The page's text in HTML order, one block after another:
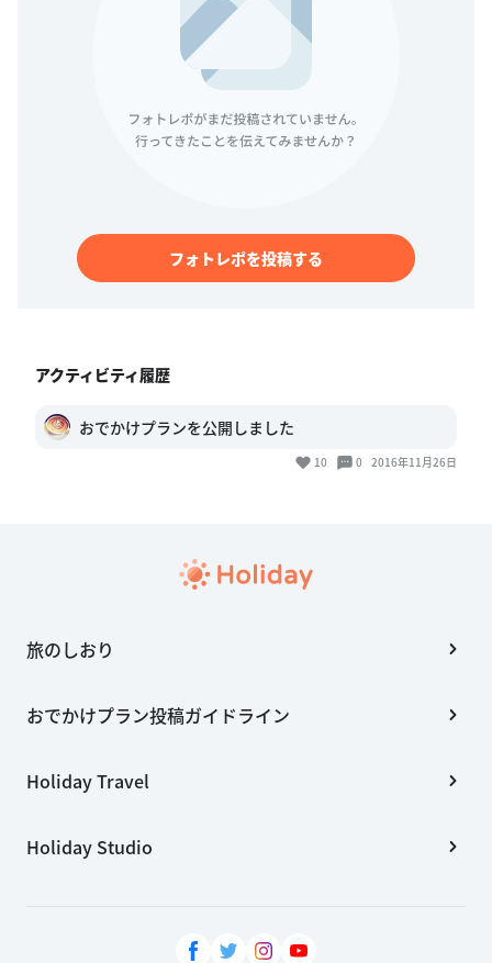
フォトレポを投稿する
アクティビティ履歴
おでかけプランを公開しました
10 0 2016年11月26日
旅のしおり
おでかけプラン投稿ガイドライン
Holiday Travel
Holiday Studio